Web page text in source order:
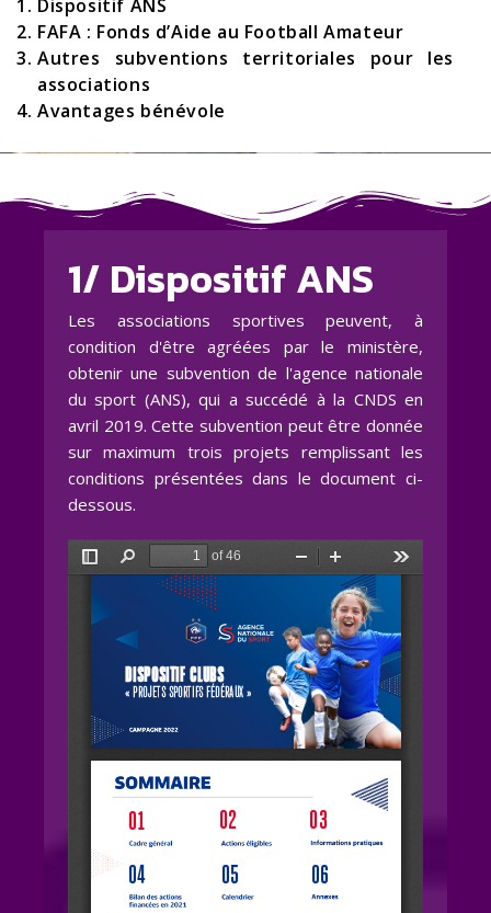
Dispositif ANS
FAFA : Fonds d’Aide au Football Amateur
Autres subventions territoriales pour les
associations
Avantages bénévole
1/ Dispositif ANS
Les associations sportives peuvent, à
condition d'être agréées par le ministère,
obtenir une subvention de l'agence nationale
du sport (ANS), qui a succédé à la CNDS en
avril 2019. Cette subvention peut être donnée
sur maximum trois projets remplissant les
conditions présentées dans le document ci-
dessous.